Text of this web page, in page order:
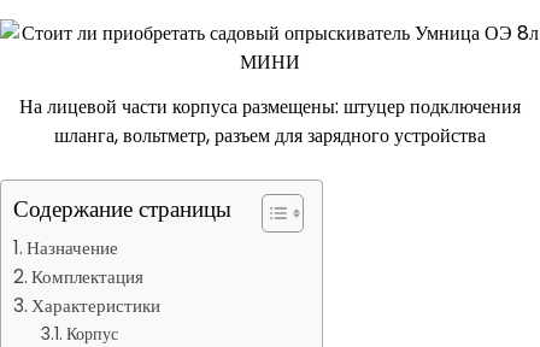
На лицевой части корпуса размещены: штуцер подключения
шланга, вольтметр, разъем для зарядного устройства
Содержание страницы
Назначение
Комплектация
Характеристики
Корпус